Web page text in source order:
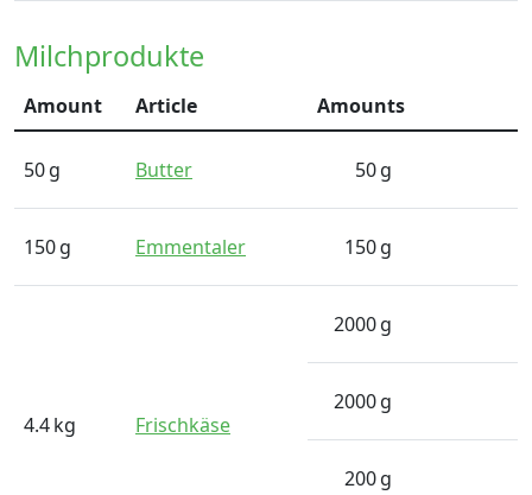
Milchprodukte
Amount Article Amounts
50g Butter 50g
150g Emmentaler 150g
4.4kg Frischkäse
2000g
2000g
200g